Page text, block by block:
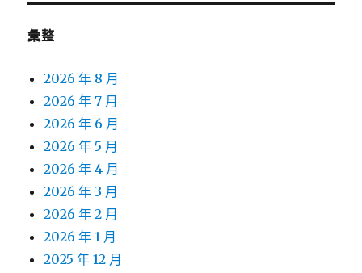
彙整
2026 年 8 月
2026 年 7 月
2026 年 6 月
2026 年 5 月
2026 年 4 月
2026 年 3 月
2026 年 2 月
2026 年 1 月
2025 年 12 月